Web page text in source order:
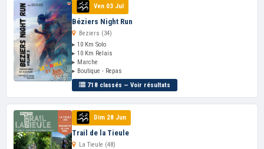
Ven 03 Jul
Béziers Night Run
Beziers (34)
▸ 10 Km Solo
▸ 10 Km Relais
▸ Marche
▸ Boutique - Repas
718 classés — Voir résultats
Dim 28 Jun
Trail de la Tieule
La Tieule (48)